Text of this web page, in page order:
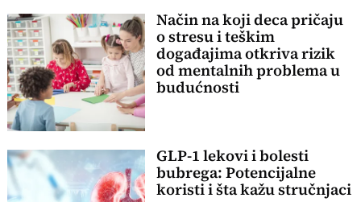
Način na koji deca pričaju
o stresu i teškim
događajima otkriva rizik
od mentalnih problema u
budućnosti
GLP-1 lekovi i bolesti
bubrega: Potencijalne
koristi i šta kažu stručnjaci